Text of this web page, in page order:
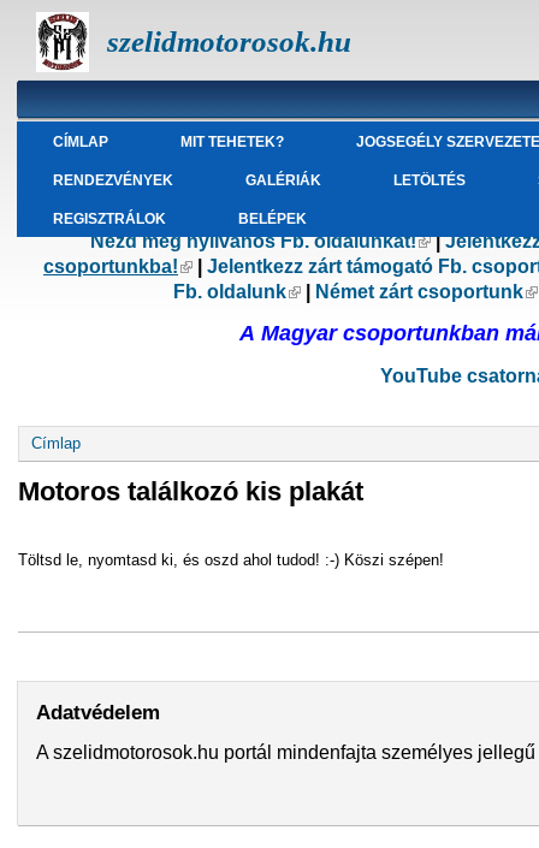
szelidmotorosok.hu
CÍMLAP MIT TEHETEK? JOGSEGÉLY
RENDEZVÉNYEK GALÉRIÁK LETÖLTÉS
REGISZTRÁLOK BELÉPEK
Nézd meg nyilvános Fb. oldalunkat!(külső
|
csoportunkba!(külső hivatkozás)
Jelentkezz zárt támogató Fb.
Fb. oldalunk(külső hivatkozás)
Német zárt csoportunk
A Magyar csoportunkban
YouTube
Jelenlegi hely
Címlap
Motoros találkozó kis plakát
Töltsd le, nyomtasd ki, és oszd ahol tudod! :-) Köszi szépen!
Adatvédelem
A szelidmotorosok.hu portál mindenfajta személyes